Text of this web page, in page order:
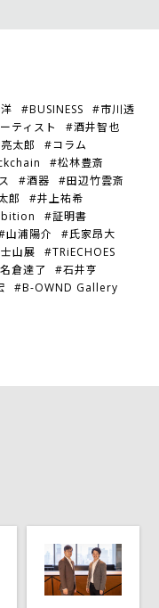
#BUSINESS
#市川透
ティスト
#酒井智也
太郎
#コラム
#松林豊斎
#酒器
#田辺竹雲斎
郎
#井上祐希
#証明書
山浦陽介
#氏家昂大
山展
#TRiECHOES
倉達了
#石井亨
#B-OWND Gallery